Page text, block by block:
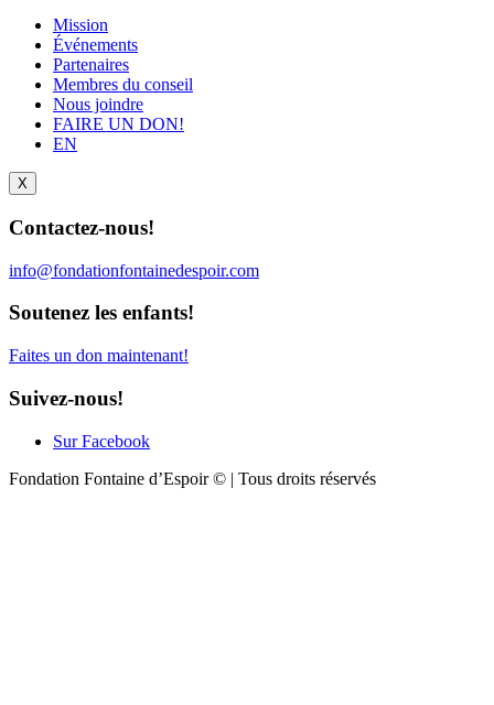
Mission
Événements
Partenaires
Membres du conseil
Nous joindre
FAIRE UN DON!
EN
X
Contactez-nous!
info@fondationfontainedespoir.com
Soutenez les enfants!
Faites un don maintenant!
Suivez-nous!
Sur Facebook
Fondation Fontaine d’Espoir © | Tous droits réservés